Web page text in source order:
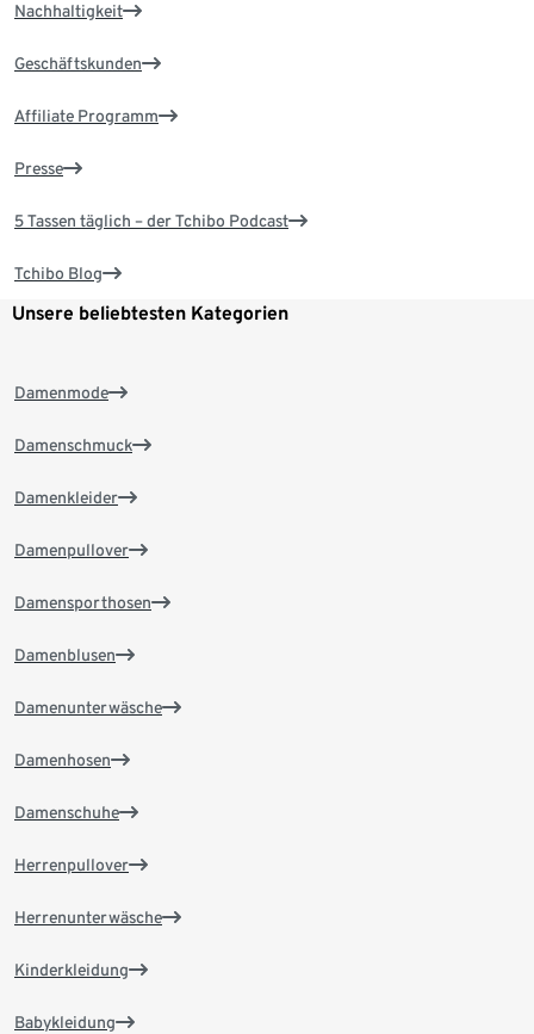
Nachhaltigkeit
Geschäftskunden
Affiliate Programm
Presse
5 Tassen täglich – der Tchibo Podcast
Tchibo Blog
Unsere beliebtesten Kategorien
Damenmode
Damenschmuck
Damenkleider
Damenpullover
Damensporthosen
Damenblusen
Damenunterwäsche
Damenhosen
Damenschuhe
Herrenpullover
Herrenunterwäsche
Kinderkleidung
Babykleidung